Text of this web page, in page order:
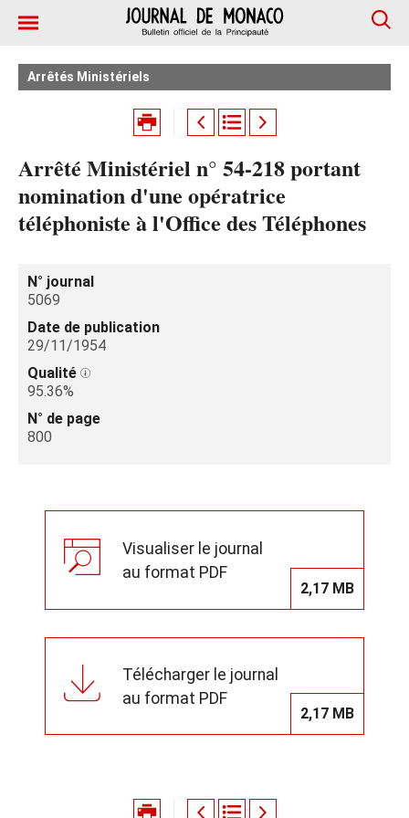
Arrêtés Ministériels
Arrêté Ministériel n° 54-218 portant
nomination d'une opératrice
téléphoniste à l'Office des Téléphones
N° journal
5069
Date de publication
29/11/1954
Qualité
95.36%
N° de page
800
Visualiser le journal
au format PDF
2,17 MB
Télécharger le journal
au format PDF
2,17 MB